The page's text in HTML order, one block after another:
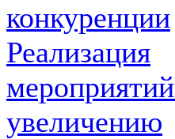
конкуренции
Реализация
увеличению